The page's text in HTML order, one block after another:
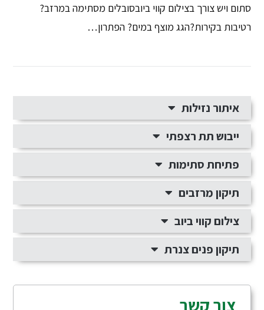
סתום ויש צורך בצילום קווי ביובסובלים מסתימה במרזב?
רטיבות בקירות?הגג מוצף במים? הפתרון…
איתור נזילות
ייבוש תת רצפתי
פתיחת סתימות
תיקון מרזבים
צילום קווי ביוב
תיקון פנים צנרת
צור קשר